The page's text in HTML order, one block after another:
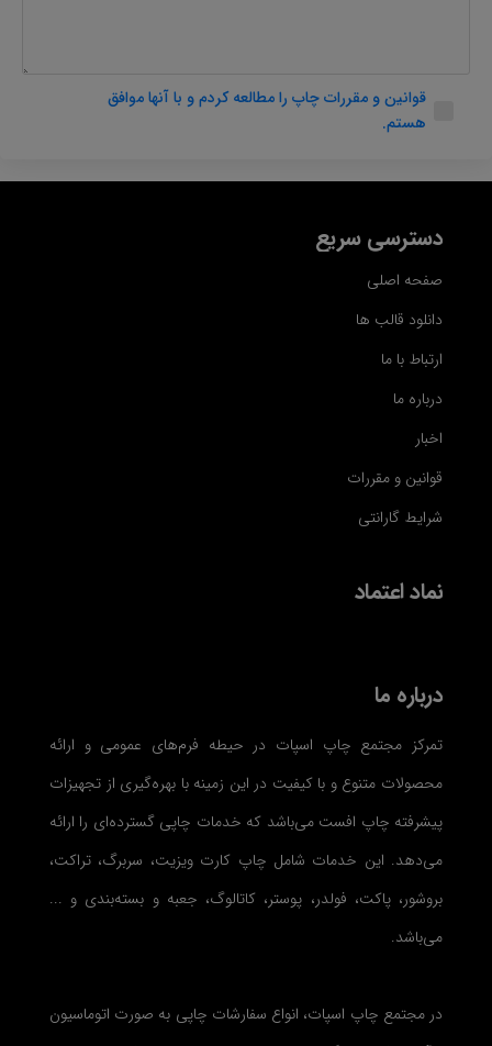
قوانین و مقررات چاپ را مطالعه کردم و با آنها موافق
هستم.
دسترسی سریع
صفحه اصلی
دانلود قالب ها
ارتباط با ما
درباره ما
اخبار
قوانین و مقررات
شرایط گارانتی
نماد اعتماد
درباره ما
تمرکز مجتمع چاپ اسپات در حیطه فرم‌های عمومی و ارائه
محصولات متنوع و با کیفیت در این زمینه با بهره‌گیری از تجهیزات
پیشرفته چاپ افست می‌باشد که خدمات چاپی گسترده‌ای را ارائه
می‌دهد. این خدمات شامل چاپ کارت ویزیت، سربرگ، تراکت،
بروشور، پاکت، فولدر، پوستر، کاتالوگ، جعبه و بسته‌بندی و ...
می‌باشد.
در مجتمع چاپ اسپات، انواع سفارشات چاپی به صورت اتوماسیون